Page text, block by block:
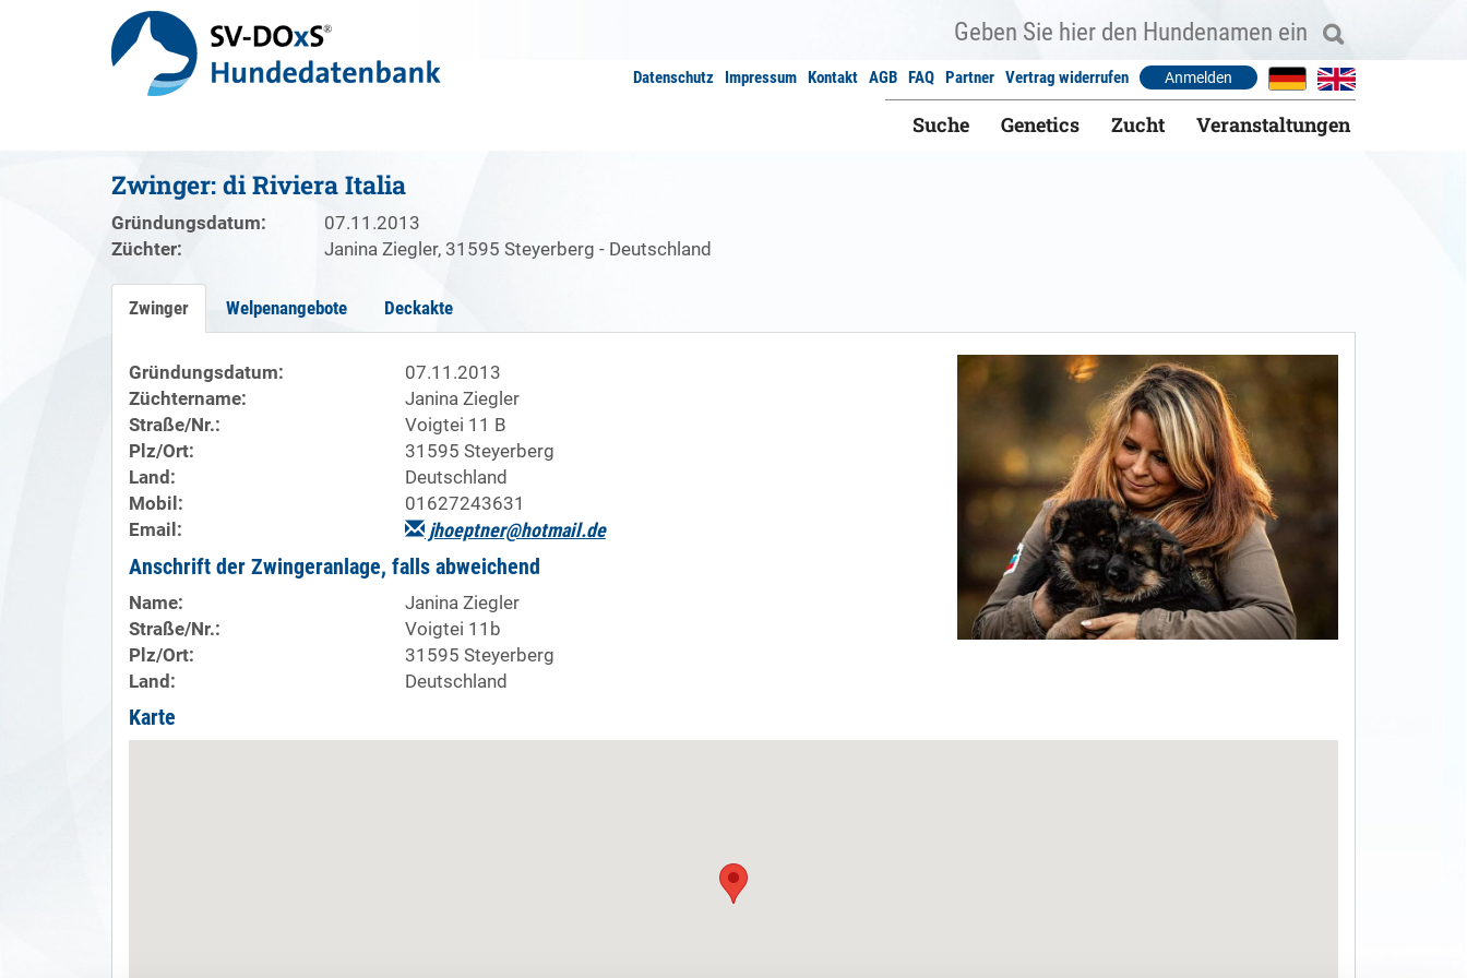
Datenschutz Impressum Kontakt AGB FAQ Partner Vertrag widerrufen Anmelden
Suche Genetics Zucht Veranstaltungen
Zwinger: di Riviera Italia
Gründungsdatum:
07.11.2013
Züchter:
Janina Ziegler, 31595 Steyerberg - Deutschland
Zwinger Welpenangebote Deckakte
Gründungsdatum:
07.11.2013
Züchtername:
Janina Ziegler
Straße/Nr.:
Voigtei 11 B
Plz/Ort:
31595 Steyerberg
Land:
Deutschland
Mobil:
01627243631
Email:
jhoeptner@hotmail.de
Anschrift der Zwingeranlage, falls abweichend
Name:
Janina Ziegler
Straße/Nr.:
Voigtei 11b
Plz/Ort:
31595 Steyerberg
Land:
Deutschland
Karte